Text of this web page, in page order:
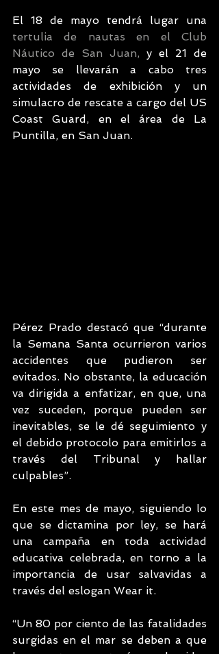
El 18 de mayo tendrá lugar una
tertulia de nautas en el Club
Náutico de San Juan, y el 21 de
mayo se llevarán a cabo tres
actividades de exhibición y un
simulacro de rescate a cargo del US
Coast Guard, en el área de La
Puntilla, en San Juan.
Pérez Prado destacó que “durante
la Semana Santa ocurrieron varios
accidentes que pudieron ser
evitados. No obstante, la educación
va dirigida a enfatizar, en que, una
vez suceden, porque pueden ser
inevitables, se le dé seguimiento y
el debido protocolo para emitirlos a
través del Tribunal y hallar
culpables”.
En este mes de mayo, siguiendo lo
que se dictamina por ley, se hará
una campaña en toda actividad
educativa celebrada, en torno a la
importancia de usar salvavidas a
través del eslogan Wear it.
“Un 80 por ciento de las fatalidades
surgidas en el mar se deben a que